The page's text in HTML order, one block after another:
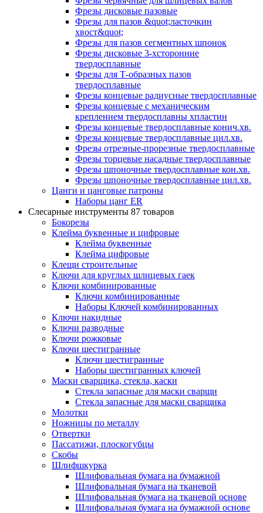
Фрезы дисковые пазовые
Фрезы для пазов &quot;ласточкин
хвост&quot;
Фрезы для пазов сегментных шпонок
Фрезы дисковые 3-хсторонние
твердосплавные
Фрезы для Т-образных пазов
твердосплавные
Фрезы концевые радиусные твердосплавные
Фрезы концевые с механическим
креплением твердосплавны хпластин
Фрезы концевые твердосплавные конич.хв.
Фрезы концевые твердосплавные цил.хв.
Фрезы отрезные-прорезные твердосплавные
Фрезы торцевые насадные твердосплавные
Фрезы шпоночные твердосплавные кон.хв.
Фрезы шпоночные твердосплавные цил.хв.
Цанги и цанговые патроны
Наборы цанг ER
Слесарные инструменты 87 товаров
Бокорезы
Клейма буквенные и цифровые
Клейма буквенные
Клейма цифровые
Клещи строительные
Ключи для круглых шлицевых гаек
Ключи комбинированные
Ключи комбинированные
Наборы Ключей комбинированных
Ключи накидные
Ключи разводные
Ключи рожковые
Ключи шестигранные
Ключи шестигранные
Наборы шестигранных ключей
Маски сварщика, стекла, каски
Стекла запасные для маски сварщи
Стекла запасные для маски сварщика
Молотки
Ножницы по металлу
Отвертки
Пассатижи, плоскогубцы
Скобы
Шлифшкурка
Шлифовальная бумага на бумажной
Шлифовальная бумага на тканевой
Шлифовальная бумага на тканевой основе
Шлифовальная бумага на бумажной основе